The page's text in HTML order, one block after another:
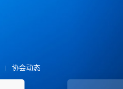
协会动态